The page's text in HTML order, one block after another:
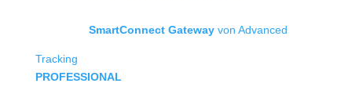
SmartConnect Gatewayvon Advanced
Tracking
PROFESSIONAL